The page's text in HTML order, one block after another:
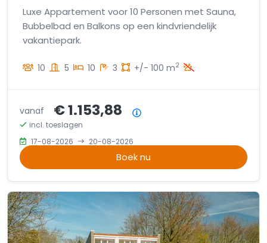
Luxe Appartement voor 10 Personen met Sauna,
Bubbelbad en Balkons op een kindvriendelijk
vakantiepark.
10 5 10 3 +/- 100 m2
vanaf € 1.153,88
incl. toeslagen
17-08-2026
20-08-2026
Boek nu